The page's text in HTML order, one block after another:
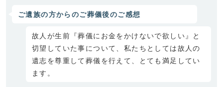
ご遺族の方からのご葬儀後のご感想
故人が生前『葬儀にお金をかけないで欲しい』と
切望していた事について、私たちとしては故人の
遺志を尊重して葬儀を行えて、とても満足してい
ます。